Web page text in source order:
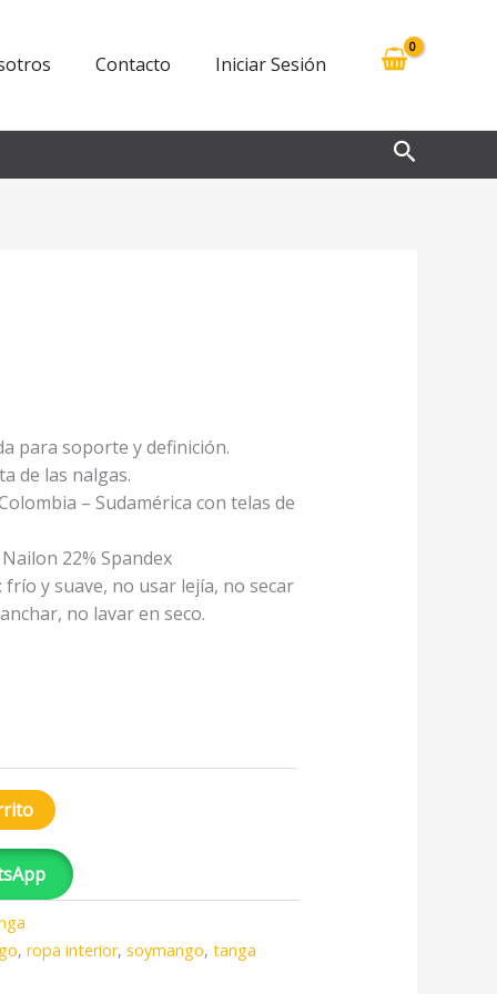
Contacto Iniciar Sesión
Buscar
para soporte y definición.
de las nalgas.
– Sudamérica con telas de
22% Spandex
frío y suave, no usar lejía, no secar
no lavar en seco.
,ropa interior,soymango,tanga